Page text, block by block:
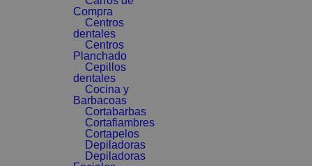
Compra
Centros
dentales
Centros
Planchado
Cepillos
dentales
Cocina y
Barbacoas
Cortabarbas
Cortafiambres
Cortapelos
Depiladoras
Depiladoras